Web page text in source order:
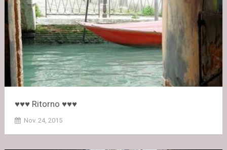
♥♥♥ Ritorno ♥♥♥
Nov. 24, 2015